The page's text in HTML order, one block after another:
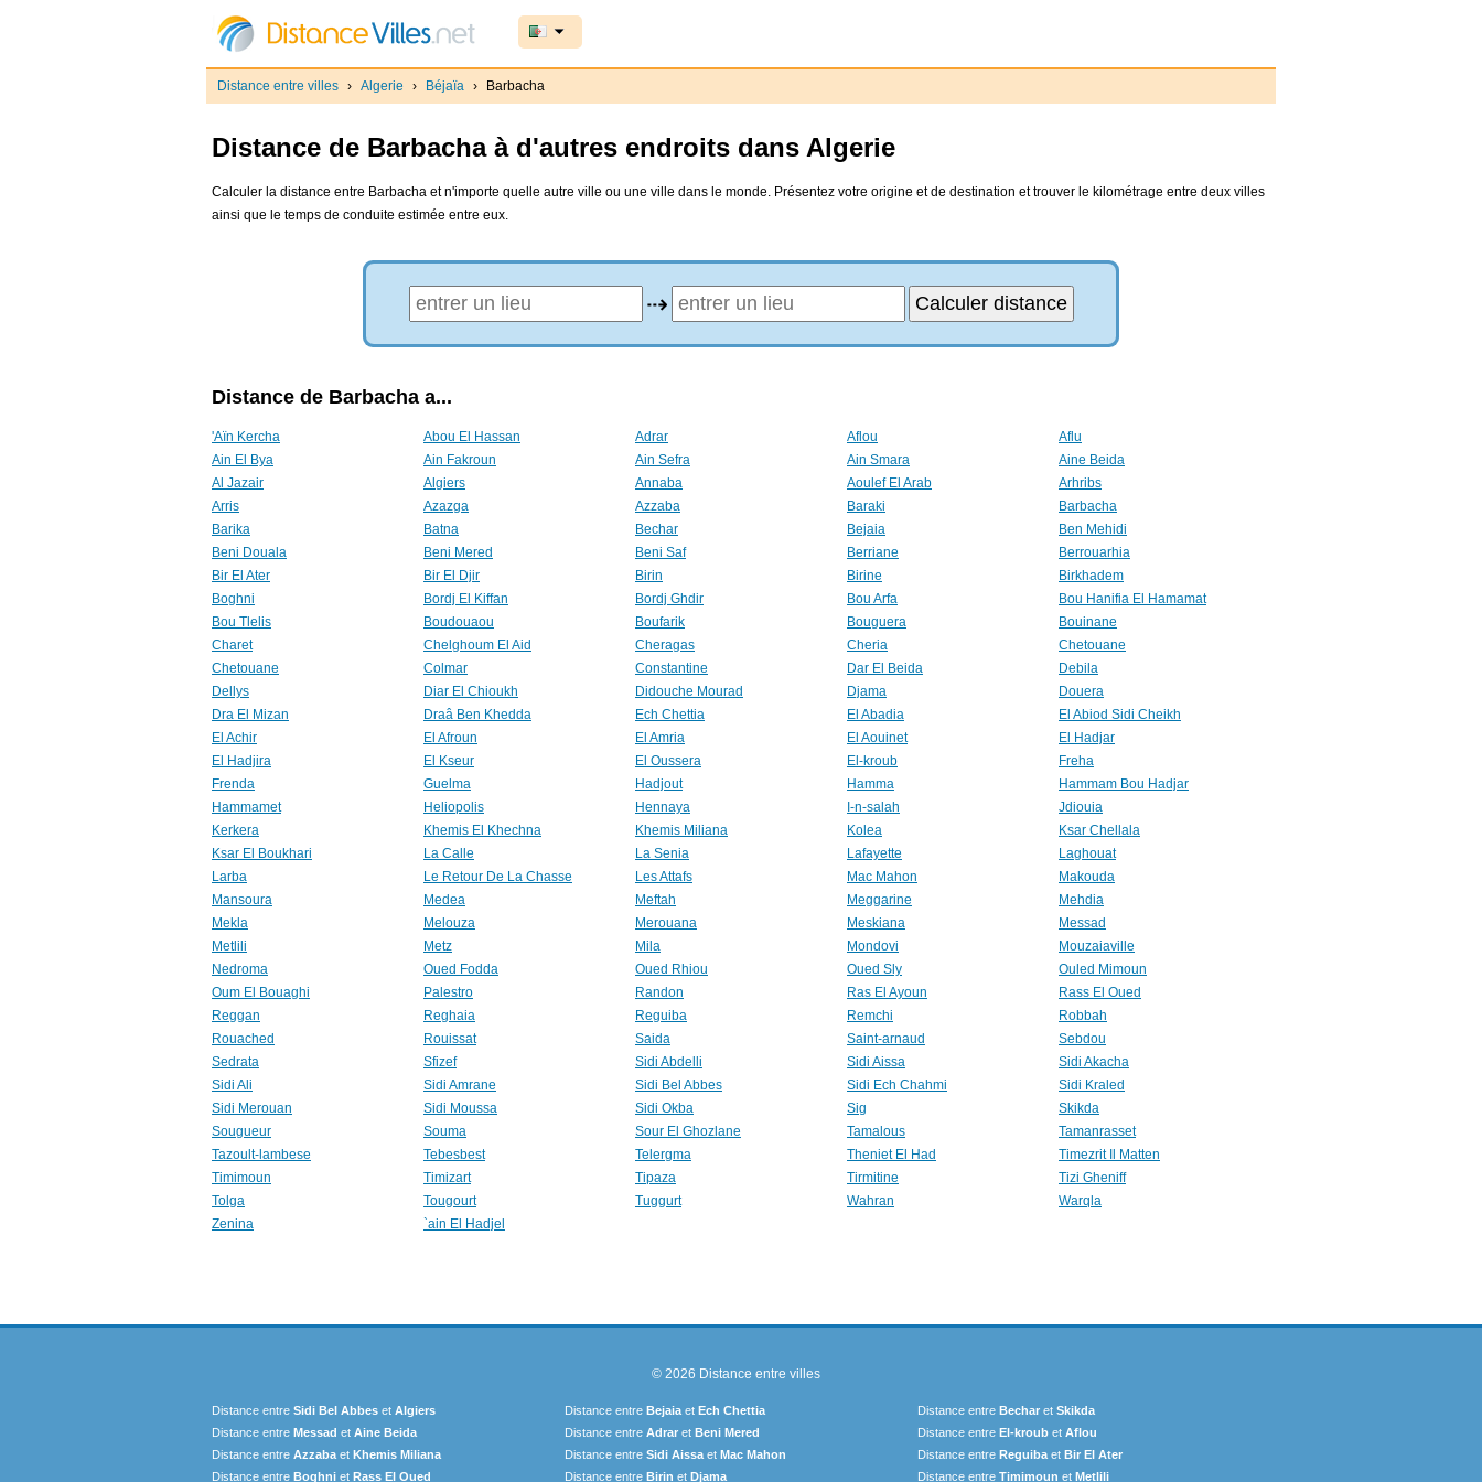
Distance entre villes › Algerie › Béjaïa › Barbacha
Distance de Barbacha à d'autres endroits dans Algerie
Calculer la distance entre Barbacha et n'importe quelle autre ville ou une ville dans le monde. Présentez votre origine et de destination et trouver le kilométrage entre deux villes
ainsi que le temps de conduite estimée entre eux.
⇢
Distance de Barbacha a...
'Aïn Kercha Abou El Hassan Adrar Aflou
Aflu
Ain El Bya
Ain Fakroun Ain Sefra Ain Smara
Aine Beida
Al Jazair
Algiers Annaba Aoulef El Arab
Arhribs
Arris
Azazga Azzaba Baraki
Barbacha
Barika
Batna Bechar Bejaia
Ben Mehidi
Beni Douala
Beni Mered Beni Saf Berriane
Berrouarhia
Bir El Ater
Bir El Djir Birin Birine
Birkhadem
Boghni
Bordj El Kiffan Bordj Ghdir Bou Arfa
Bou Hanifia El Hamamat
Bou Tlelis
Boudouaou Boufarik Bouguera
Bouinane
Charet
Chelghoum El Aid Cheragas Cheria
Chetouane
Chetouane
Colmar Constantine Dar El Beida
Debila
Dellys
Diar El Chioukh Didouche Mourad Djama
Douera
Dra El Mizan
Draâ Ben Khedda Ech Chettia El Abadia
El Abiod Sidi Cheikh
El Achir
El Afroun El Amria El Aouinet
El Hadjar
El Hadjira
El Kseur El Oussera El-kroub
Freha
Frenda
Guelma Hadjout Hamma
Hammam Bou Hadjar
Hammamet
Heliopolis Hennaya I-n-salah
Jdiouia
Kerkera
Khemis El Khechna Khemis Miliana Kolea
Ksar Chellala
Ksar El Boukhari
La Calle La Senia Lafayette
Laghouat
Larba
Le Retour De La Chasse Les Attafs Mac Mahon
Makouda
Mansoura
Medea Meftah Meggarine
Mehdia
Mekla
Melouza Merouana Meskiana
Messad
Metlili
Metz Mila Mondovi
Mouzaiaville
Nedroma
Oued Fodda Oued Rhiou Oued Sly
Ouled Mimoun
Oum El Bouaghi
Palestro Randon Ras El Ayoun
Rass El Oued
Reggan
Reghaia Reguiba Remchi
Robbah
Rouached
Rouissat Saida Saint-arnaud
Sebdou
Sedrata
Sfizef Sidi Abdelli Sidi Aissa
Sidi Akacha
Sidi Ali
Sidi Amrane Sidi Bel Abbes Sidi Ech Chahmi
Sidi Kraled
Sidi Merouan
Sidi Moussa Sidi Okba Sig
Skikda
Sougueur
Souma Sour El Ghozlane Tamalous
Tamanrasset
Tazoult-lambese
Tebesbest Telergma Theniet El Had
Timezrit Il Matten
Timimoun
Timizart Tipaza Tirmitine
Tizi Gheniff
Tolga
Tougourt Tuggurt Wahran
Warqla
Zenina
`ain El Hadjel
© 2026 Distance entre villes
Distance entre Sidi Bel Abbes et Algiers Distance entre Bejaia et Ech Chettia Distance entre Bechar et Skikda
Distance entre Messad et Aine Beida Distance entre Adrar et Beni Mered Distance entre El-kroub et Aflou
Distance entre Azzaba et Khemis Miliana Distance entre Sidi Aissa et Mac Mahon Distance entre Reguiba et Bir El Ater
Distance entre Boghni et Rass El Oued Distance entre Birin et Djama Distance entre Timimoun et Metlili